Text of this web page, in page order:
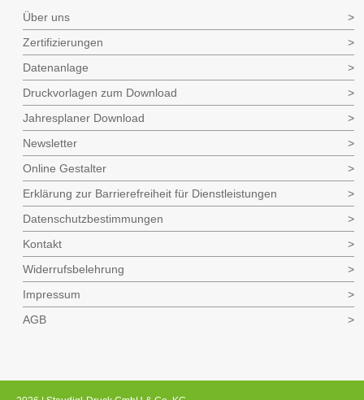
Über uns
Zertifizierungen
Datenanlage
Druckvorlagen zum Download
Jahresplaner Download
Newsletter
Online Gestalter
Erklärung zur Barrierefreiheit für Dienstleistungen
Datenschutzbestimmungen
Kontakt
Widerrufsbelehrung
Impressum
AGB